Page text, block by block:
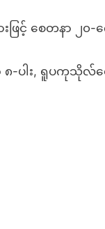
းဖြင့် စေတနာ ၂
-ပါး, ရူပကုသိုလ်စ